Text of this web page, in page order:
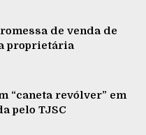
de venda de
proprietária
“caneta revólver” em
pelo TJSC